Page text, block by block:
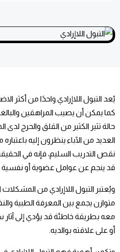
يُعد التبول اللاإرادي واحدًا من أكثر
كما يمكن أن يصيب المراهقين
حالة تثير الكثير من القلق والحرج
العديد من الآباء ينظرون إليه
نقص التدريب السليم، فإنه في
قد ينجم عن عوامل عضوية أو نفسية أو
ويُعتبر التبول اللاإرادي من
متوازن يجمع بين المعرفة الطبية
معه بطريقة خاطئة قد يؤدي إلى
أو على علاقته بوالديه.